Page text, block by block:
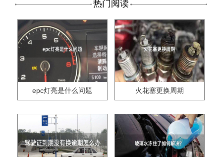
热门阅读
epc灯亮是什么问题 火花塞更换周期